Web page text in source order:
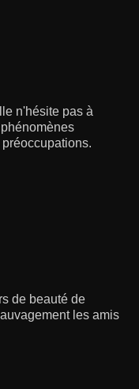
n'hésite pas à
de beauté de
les amis